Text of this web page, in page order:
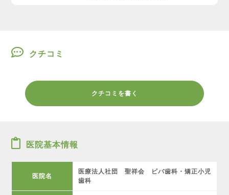
クチコミ
クチコミを書く
医院基本情報
医院名
医療法人社団 聖祥会 ビバ歯科・矯正小児
歯科